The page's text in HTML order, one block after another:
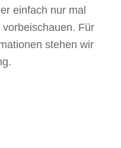
einfach nur mal
Für
stehen wir